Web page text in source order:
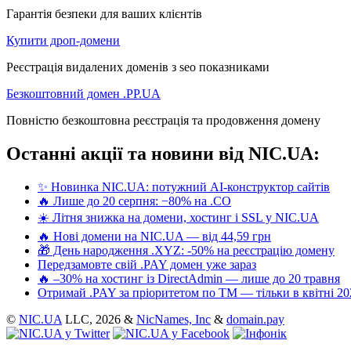
Гарантія безпеки для ваших клієнтів
Купити дроп-домени
Реєстрація видалених доменів з seo показниками
Безкоштовний домен .PP.UA
Повністю безкоштовна реєстрація та продовження домену
Останні акції та новини від NIC.UA:
✨ Новинка NIC.UA: потужний AI-конструктор сайтів
🔥 Лише до 20 серпня: −80% на .CO
☀️ Літня знижка на домени, хостинг і SSL у NIC.UA
🔥 Нові домени на NIC.UA — від 44,59 грн
🎁 День народження .XYZ: -50% на реєстрацію домену
Передзамовте свій .PAY домен уже зараз
🔥 –30% на хостинг із DirectAdmin — лише до 20 травня
Отримай .PAY за пріоритетом по ТМ — тільки в квітні
© NIC.UA LLC, 2026 & NicNames, Inc & domain.pay